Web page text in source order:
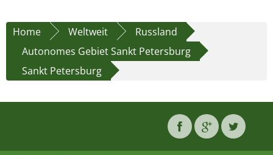
Home Weltweit
Russland
Autonomes Gebiet Sankt Petersburg
Sankt Petersburg